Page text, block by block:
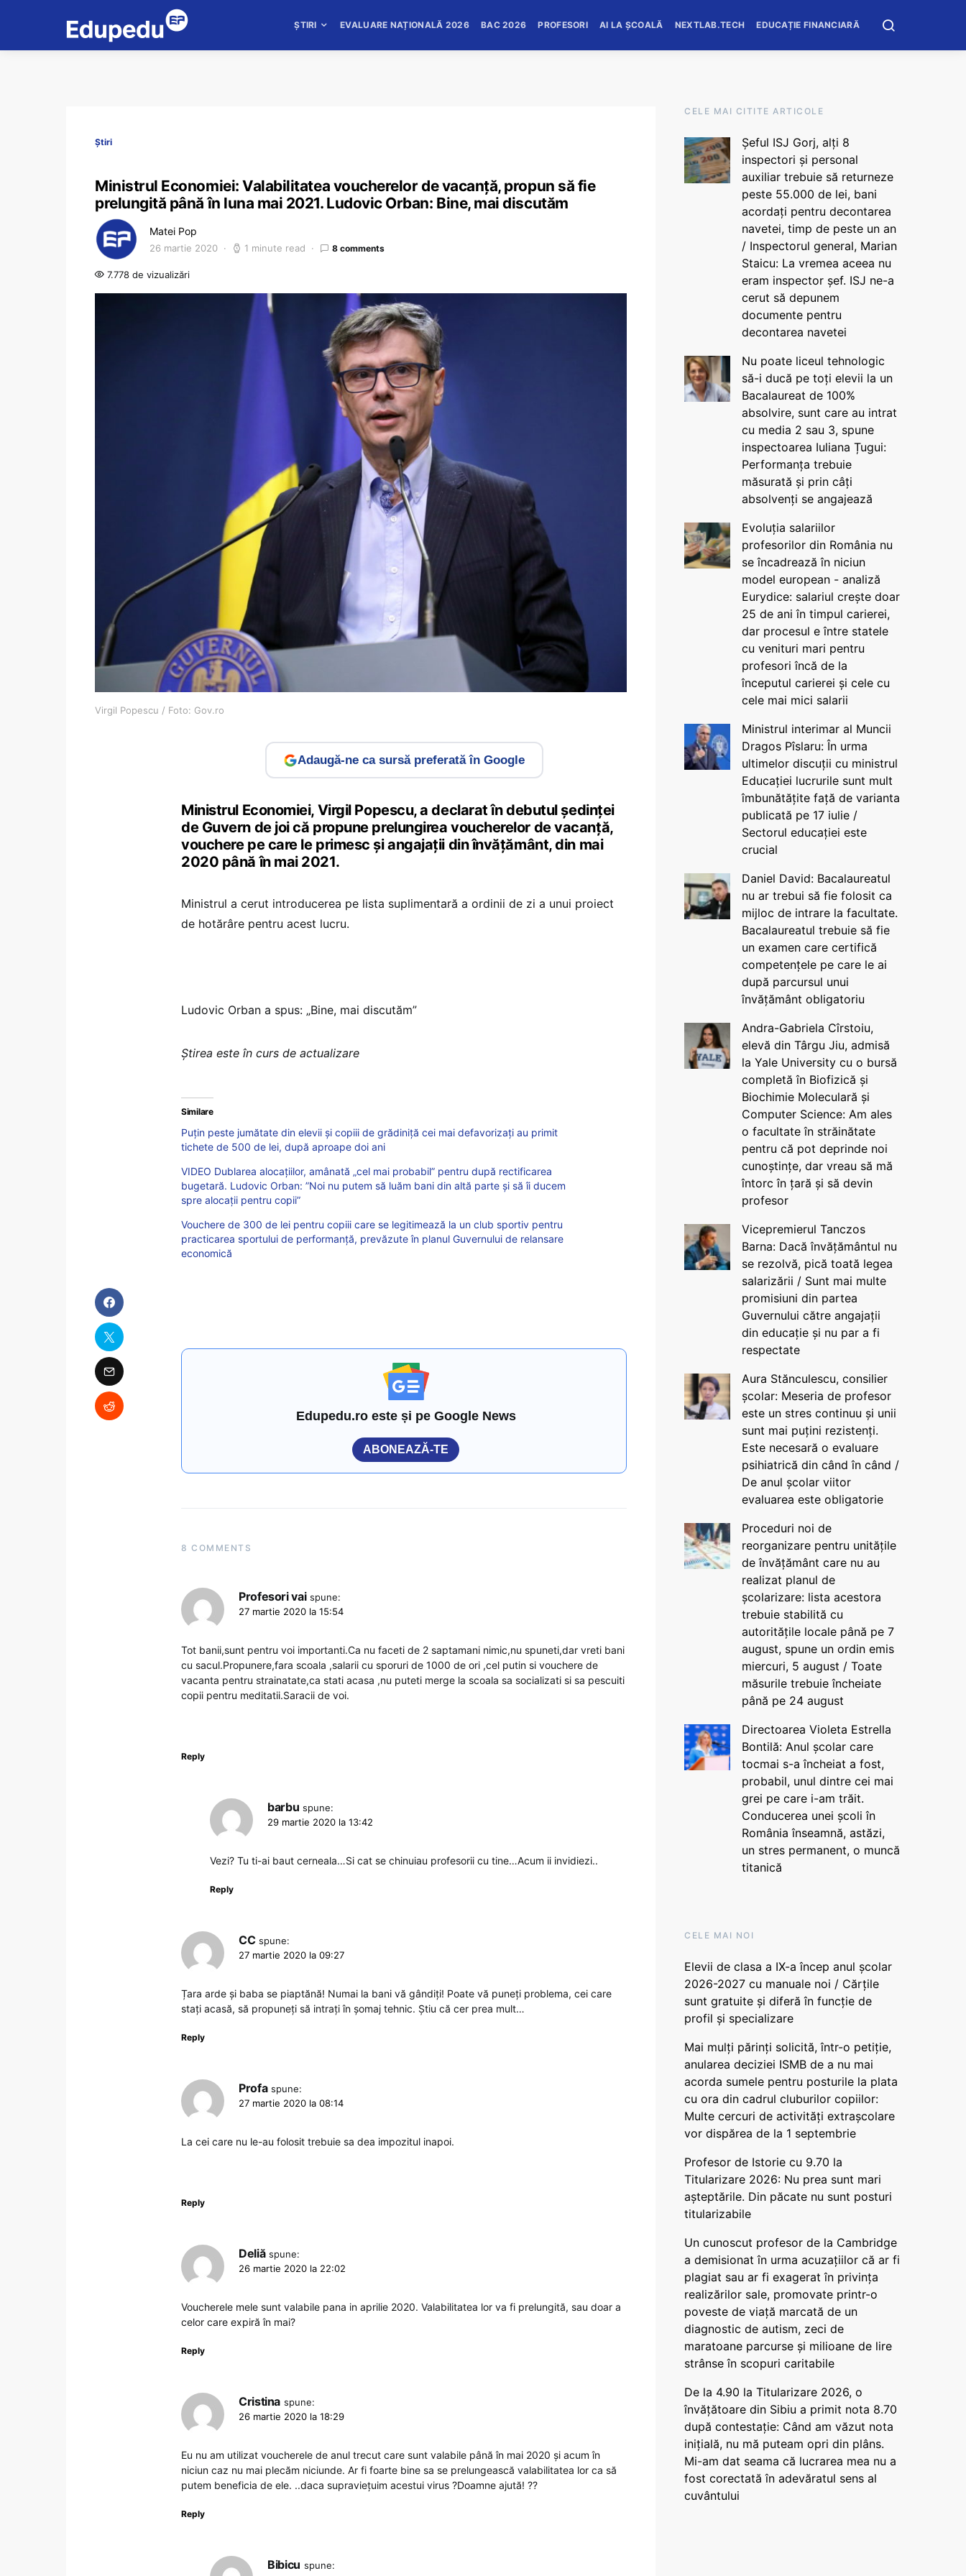
ȘTIRI EVALUARE NAȚIONALĂ 2026 BAC 2026 PROFESORI AI LA ȘCOALĂ NEXTLAB.TECH EDUCAȚIE FINANCIARĂ
Știri
Ministrul Economiei: Valabilitatea voucherelor de vacanţă, propun să fie
prelungită până în luna mai 2021. Ludovic Orban: Bine, mai discutăm
Matei Pop
26 martie 2020 1 minute read 8 comments
7.778 de vizualizări
Virgil Popescu / Foto: Gov.ro
Adaugă-ne ca sursă preferată în Google
Ministrul Economiei, Virgil Popescu, a declarat în debutul şedinţei
de Guvern de joi că propune prelungirea voucherelor de vacanţă,
vouchere pe care le primesc şi angajaţii din învăţământ, din mai
2020 până în mai 2021.
Ministrul a cerut introducerea pe lista suplimentară a ordinii de zi a unui proiect
de hotărâre pentru acest lucru.
Ludovic Orban a spus: „Bine, mai discutăm”
Ştirea este în curs de actualizare
Similare
Puțin peste jumătate din elevii și copiii de grădiniță cei mai defavorizați au primit
tichete de 500 de lei, după aproape doi ani
VIDEO Dublarea alocațiilor, amânată „cel mai probabil” pentru după rectificarea
bugetară. Ludovic Orban: ”Noi nu putem să luăm bani din altă parte şi să îi ducem
spre alocații pentru copii”
Vouchere de 300 de lei pentru copiii care se legitimează la un club sportiv pentru
practicarea sportului de performanță, prevăzute în planul Guvernului de relansare
economică
Edupedu.ro este și pe Google News
ABONEAZĂ-TE
8 COMMENTS
Profesori vai spune:
27 martie 2020 la 15:54
Tot banii,sunt pentru voi importanti.Ca nu faceti de 2 saptamani nimic,nu spuneti,dar vreti bani
cu sacul.Propunere,fara scoala ,salarii cu sporuri de 1000 de ori ,cel putin si vouchere de
vacanta pentru strainatate,ca stati acasa ,nu puteti merge la scoala sa socializati si sa pescuiti
copii pentru meditatii.Saracii de voi.
Reply
barbu spune:
29 martie 2020 la 13:42
Vezi? Tu ti-ai baut cerneala…Si cat se chinuiau profesorii cu tine…Acum ii invidiezi..
Reply
CC spune:
27 martie 2020 la 09:27
Țara arde și baba se piaptănă! Numai la bani vă gândiți! Poate vă puneți problema, cei care
stați acasă, să propuneți să intrați în șomaj tehnic. Știu că cer prea mult…
Reply
Profa spune:
27 martie 2020 la 08:14
La cei care nu le-au folosit trebuie sa dea impozitul inapoi.
Reply
Deliă spune:
26 martie 2020 la 22:02
Voucherele mele sunt valabile pana in aprilie 2020. Valabilitatea lor va fi prelungită, sau doar a
celor care expiră în mai?
Reply
Cristina spune:
26 martie 2020 la 18:29
Eu nu am utilizat voucherele de anul trecut care sunt valabile până în mai 2020 și acum în
niciun caz nu mai plecăm niciunde. Ar fi foarte bine sa se prelungească valabilitatea lor ca să
putem beneficia de ele. ..daca supraviețuim acestui virus ?Doamne ajută! ??
Reply
Bibicu spune:
CELE MAI CITITE ARTICOLE
Șeful ISJ Gorj, alți 8
inspectori și personal
auxiliar trebuie să returneze
peste 55.000 de lei, bani
acordați pentru decontarea
navetei, timp de peste un an
/ Inspectorul general, Marian
Staicu: La vremea aceea nu
eram inspector șef. ISJ ne-a
cerut să depunem
documente pentru
decontarea navetei
Nu poate liceul tehnologic
să-i ducă pe toți elevii la un
Bacalaureat de 100%
absolvire, sunt care au intrat
cu media 2 sau 3, spune
inspectoarea Iuliana Țugui:
Performanța trebuie
măsurată și prin câți
absolvenți se angajează
Evoluția salariilor
profesorilor din România nu
se încadrează în niciun
model european - analiză
Eurydice: salariul crește doar
25 de ani în timpul carierei,
dar procesul e între statele
cu venituri mari pentru
profesori încă de la
începutul carierei și cele cu
cele mai mici salarii
Ministrul interimar al Muncii
Dragos Pîslaru: În urma
ultimelor discuții cu ministrul
Educației lucrurile sunt mult
îmbunătățite față de varianta
publicată pe 17 iulie /
Sectorul educației este
crucial
Daniel David: Bacalaureatul
nu ar trebui să fie folosit ca
mijloc de intrare la facultate.
Bacalaureatul trebuie să fie
un examen care certifică
competențele pe care le ai
după parcursul unui
învățământ obligatoriu
Andra-Gabriela Cîrstoiu,
elevă din Târgu Jiu, admisă
la Yale University cu o bursă
completă în Biofizică și
Biochimie Moleculară și
Computer Science: Am ales
o facultate în străinătate
pentru că pot deprinde noi
cunoștințe, dar vreau să mă
întorc în țară și să devin
profesor
Vicepremierul Tanczos
Barna: Dacă învățământul nu
se rezolvă, pică toată legea
salarizării / Sunt mai multe
promisiuni din partea
Guvernului către angajații
din educație și nu par a fi
respectate
Aura Stănculescu, consilier
școlar: Meseria de profesor
este un stres continuu și unii
sunt mai puțini rezistenți.
Este necesară o evaluare
psihiatrică din când în când /
De anul școlar viitor
evaluarea este obligatorie
Proceduri noi de
reorganizare pentru unitățile
de învățământ care nu au
realizat planul de
școlarizare: lista acestora
trebuie stabilită cu
autoritățile locale până pe 7
august, spune un ordin emis
miercuri, 5 august / Toate
măsurile trebuie încheiate
până pe 24 august
Directoarea Violeta Estrella
Bontilă: Anul școlar care
tocmai s-a încheiat a fost,
probabil, unul dintre cei mai
grei pe care i-am trăit.
Conducerea unei școli în
România înseamnă, astăzi,
un stres permanent, o muncă
titanică
CELE MAI NOI
Elevii de clasa a IX-a încep anul școlar
2026-2027 cu manuale noi / Cărțile
sunt gratuite și diferă în funcție de
profil și specializare
Mai mulți părinți solicită, într-o petiție,
anularea deciziei ISMB de a nu mai
acorda sumele pentru posturile la plata
cu ora din cadrul cluburilor copiilor:
Multe cercuri de activități extrașcolare
vor dispărea de la 1 septembrie
Profesor de Istorie cu 9.70 la
Titularizare 2026: Nu prea sunt mari
așteptările. Din păcate nu sunt posturi
titularizabile
Un cunoscut profesor de la Cambridge
a demisionat în urma acuzațiilor că ar fi
plagiat sau ar fi exagerat în privința
realizărilor sale, promovate printr-o
poveste de viață marcată de un
diagnostic de autism, zeci de
maratoane parcurse și milioane de lire
strânse în scopuri caritabile
De la 4.90 la Titularizare 2026, o
învățătoare din Sibiu a primit nota 8.70
după contestație: Când am văzut nota
inițială, nu mă puteam opri din plâns.
Mi-am dat seama că lucrarea mea nu a
fost corectată în adevăratul sens al
cuvântului